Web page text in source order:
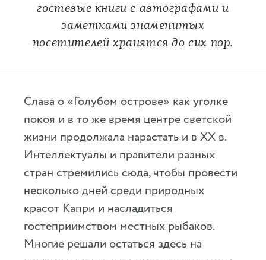
гостевые книги с автографами и
заметками знаменитых
посетителей хранятся до сих пор.
Слава о «Голубом острове» как уголке
покоя и в то же время центре светской
жизни продолжала нарастать и в XX в.
Интеллектуалы и правители разных
стран стремились сюда, чтобы провести
несколько дней среди природных
красот Капри и насладиться
гостеприимством местных рыбаков.
Многие решали остаться здесь на